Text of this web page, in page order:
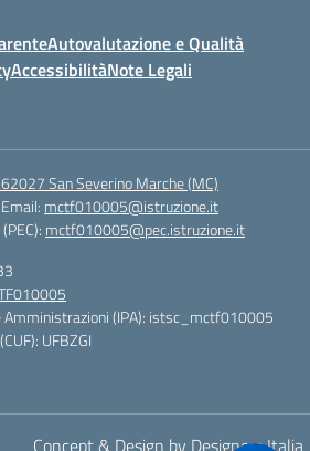
Autovalutazione e Qualità
AccessibilitàNote Legali
San Severino Marche (MC)
Email: mctf010005@istruzione.it
mctf010005@pec.istruzione.it
Amministrazioni (IPA): istsc_mctf010005
UFBZGI
Concept & Design by Designers Italia